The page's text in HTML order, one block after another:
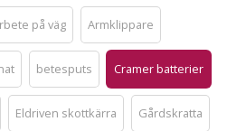
på väg Armklippare
betesputs Cramer batterier
Eldriven skottkärra Gårdskratta